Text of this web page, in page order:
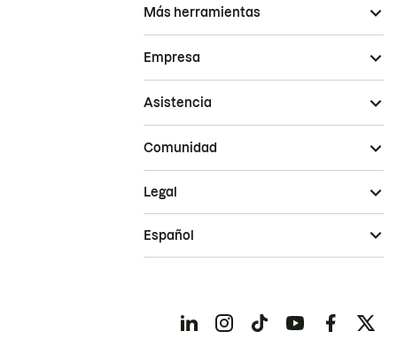
Más herramientas
Empresa
Asistencia
Comunidad
Legal
Español